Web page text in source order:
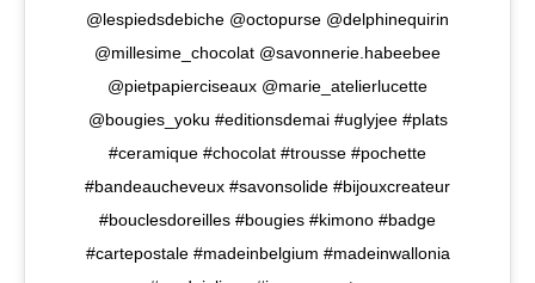
@lespiedsdebiche @octopurse @delphinequirin
@millesime_chocolat @savonnerie.habeebee
@pietpapierciseaux @marie_atelierlucette
@bougies_yoku #editionsdemai #uglyjee #plats
#ceramique #chocolat #trousse #pochette
#bandeaucheveux #savonsolide #bijouxcreateur
#bouclesdoreilles #bougies #kimono #badge
#cartepostale #madeinbelgium #madeinwallonia